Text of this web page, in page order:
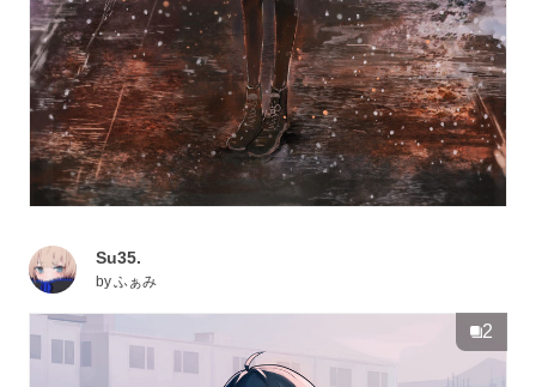
Su35.
byふぁみ
2